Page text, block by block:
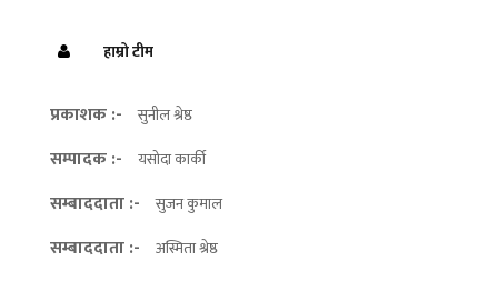
हाम्रो टीम
प्रकाशक :- सुनील श्रेष्ठ
सम्पादक :- यसोदा कार्की
सम्बाददाता :- सुजन कुमाल
सम्बाददाता :- अस्मिता श्रेष्ठ